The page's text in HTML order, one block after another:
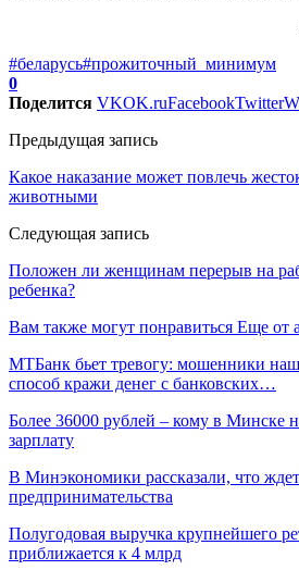
#беларусь#прожиточный_минимум
0
Поделится VKOK.ruFacebookTwitter
Предыдущая запись
Какое наказание может повлечь
животными
Следующая запись
Положен ли женщинам перерыв на
ребенка?
Вам также могут понравиться Еще от
МТБанк бьет тревогу: мошенники
способ кражи денег с банковских…
Более 36000 рублей – кому в Минске
зарплату
В Минэкономики рассказали, что
предпринимательства
Полугодовая выручка крупнейшего
приближается к 4 млрд